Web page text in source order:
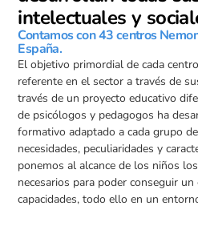
intelectuales y
Contamos con 43 centros
España.
El objetivo primordial de cada
referente en el sector a través de
través de un proyecto educativo
de psicólogos y pedagogos ha
formativo adaptado a cada grupo
necesidades, peculiaridades y
ponemos al alcance de los niños
necesarios para poder conseguir
capacidades, todo ello en un